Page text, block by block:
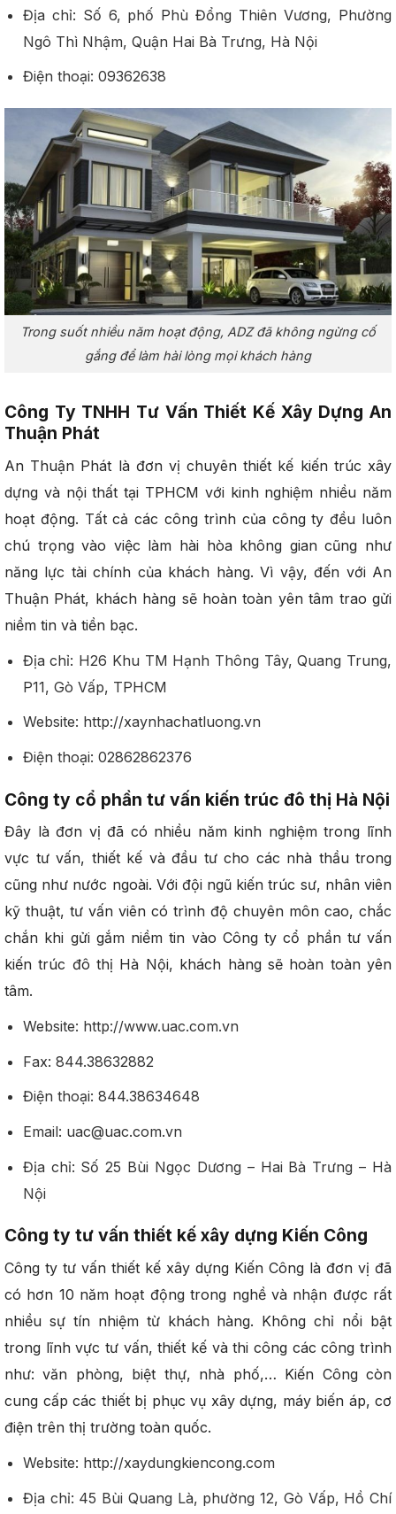
Địa chỉ: Số 6, phố Phù Đổng Thiên Vương, Phường
Ngô Thì Nhậm, Quận Hai Bà Trưng, Hà Nội
Điện thoại: 09362638
Trong suốt nhiều năm hoạt động, ADZ đã không ngừng cố
gắng để làm hài lòng mọi khách hàng
Công Ty TNHH Tư Vấn Thiết Kế Xây Dựng An
Thuận Phát
An Thuận Phát là đơn vị chuyên thiết kế kiến trúc xây
dựng và nội thất tại TPHCM với kinh nghiệm nhiều năm
hoạt động. Tất cả các công trình của công ty đều luôn
chú trọng vào việc làm hài hòa không gian cũng như
năng lực tài chính của khách hàng. Vì vậy, đến với An
Thuận Phát, khách hàng sẽ hoàn toàn yên tâm trao gửi
niềm tin và tiền bạc.
Địa chỉ: H26 Khu TM Hạnh Thông Tây, Quang Trung,
P11, Gò Vấp, TPHCM
Website: http://xaynhachatluong.vn
Điện thoại: 02862862376
Công ty cổ phần tư vấn kiến trúc đô thị Hà Nội
Đây là đơn vị đã có nhiều năm kinh nghiệm trong lĩnh
vực tư vấn, thiết kế và đầu tư cho các nhà thầu trong
cũng như nước ngoài. Với đội ngũ kiến trúc sư, nhân viên
kỹ thuật, tư vấn viên có trình độ chuyên môn cao, chắc
chắn khi gửi gắm niềm tin vào Công ty cổ phần tư vấn
kiến trúc đô thị Hà Nội, khách hàng sẽ hoàn toàn yên
tâm.
Website: http://www.uac.com.vn
Fax: 844.38632882
Điện thoại: 844.38634648
Email: uac@uac.com.vn
Địa chỉ: Số 25 Bùi Ngọc Dương – Hai Bà Trưng – Hà
Nội
Công ty tư vấn thiết kế xây dựng Kiến Công
Công ty tư vấn thiết kế xây dựng Kiến Công là đơn vị đã
có hơn 10 năm hoạt động trong nghề và nhận được rất
nhiều sự tín nhiệm từ khách hàng. Không chỉ nổi bật
trong lĩnh vực tư vấn, thiết kế và thi công các công trình
như: văn phòng, biệt thự, nhà phố,… Kiến Công còn
cung cấp các thiết bị phục vụ xây dựng, máy biến áp, cơ
điện trên thị trường toàn quốc.
Website: http://xaydungkiencong.com
Địa chỉ: 45 Bùi Quang Là, phường 12, Gò Vấp, Hồ Chí